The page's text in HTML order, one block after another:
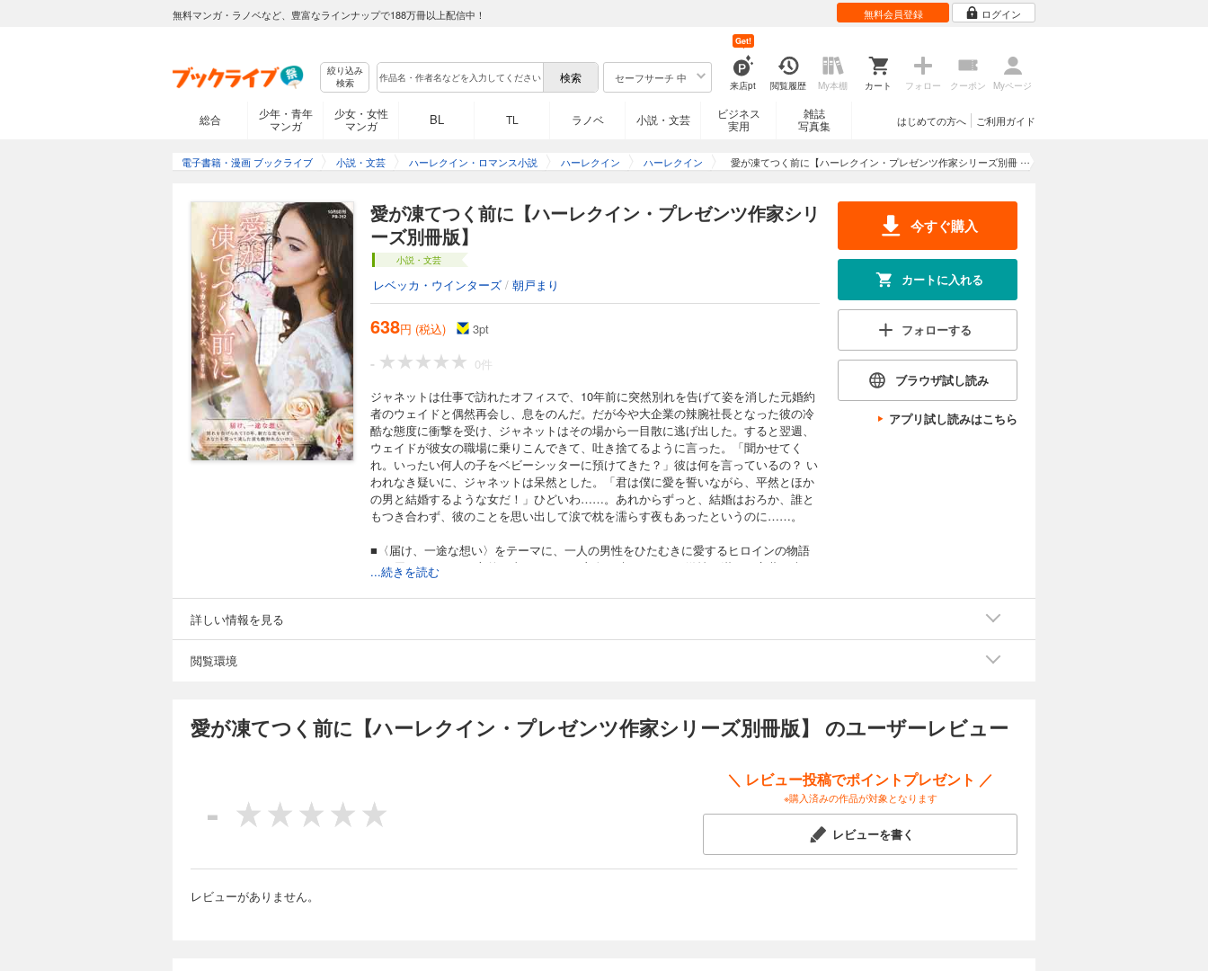
無料マンガ・ラノベなど、豊富なラインナップで188万冊以上配信中！ 無料会員登録 ログイン
絞り込み
検索
セーフサーチ 中
来店pt
Get!
閲覧履歴 My本棚 カート フォロー クーポン Myページ
総合
少年・青年
マンガ
少女・女性
マンガ
BL TL ラノベ 小説・文芸
ビジネス
実用
雑誌
写真集
ご利用ガイド
はじめての方へ
電子書籍・漫画 ブックライブ 小説・文芸 ハーレクイン・ロマンス小説 ハーレクイン ハーレクイン
愛が凍てつく前に【ハーレクイン・プレゼンツ作家シリーズ別冊
愛が凍てつく前に【ハーレクイン・プレゼンツ作家シリ
ーズ別冊版】
小説・文芸
レベッカ・ウインターズ / 朝戸まり
638円 (税込) 3pt
-
0件
ジャネットは仕事で訪れたオフィスで、10年前に突然別れを告げて姿を消した元婚約
者のウェイドと偶然再会し、息をのんだ。だが今や大企業の辣腕社長となった彼の冷
酷な態度に衝撃を受け、ジャネットはその場から一目散に逃げ出した。すると翌週、
ウェイドが彼女の職場に乗りこんできて、吐き捨てるように言った。「聞かせてく
れ。いったい何人の子をベビーシッターに預けてきた？」彼は何を言っているの？ い
われなき疑いに、ジャネットは呆然とした。「君は僕に愛を誓いながら、平然とほか
の男と結婚するような女だ！」ひどいわ……。あれからずっと、結婚はおろか、誰と
もつき合わず、彼のことを思い出して涙で枕を濡らす夜もあったというのに……。
■〈届け、一途な想い〉をテーマに、一人の男性をひたむきに愛するヒロインの物語
をお届けします。一方的に去っていった恋人が時を経てなお激情に満ちた言葉で責め
てくるのは、なぜ？ ジャネットが孤独に、ただ一途に抱き続けたウェイドへの愛。そ
の結末は……。
プレゼンツ作家シリーズ別冊版となります。 ご購入の際は十分ご注意ください。
...続きを読む
今すぐ購入
カートに入れる
フォローする
ブラウザ試し読み
アプリ試し読みはこちら
詳しい情報を見る
閲覧環境
愛が凍てつく前に【ハーレクイン・プレゼンツ作家シリーズ別冊版】 のユーザーレビュー
-
＼ レビュー投稿でポイントプレゼント ／
※購入済みの作品が対象となります
レビューを書く
レビューがありません。